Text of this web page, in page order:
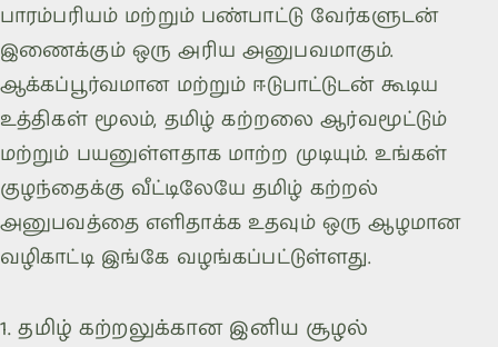
பாரம்பரியம் மற்றும் பண்பாட்டு வேர்களுடன்
இணைக்கும் ஒரு அரிய அனுபவமாகும்.
ஆக்கப்பூர்வமான மற்றும் ஈடுபாட்டுடன் கூடிய
உத்திகள் மூலம், தமிழ் கற்றலை ஆர்வமூட்டும்
மற்றும் பயனுள்ளதாக மாற்ற முடியும். உங்கள்
குழந்தைக்கு வீட்டிலேயே தமிழ் கற்றல்
அனுபவத்தை எளிதாக்க உதவும் ஒரு ஆழமான
வழிகாட்டி இங்கே வழங்கப்பட்டுள்ளது.
1. தமிழ் கற்றலுக்கான இனிய சூழல்